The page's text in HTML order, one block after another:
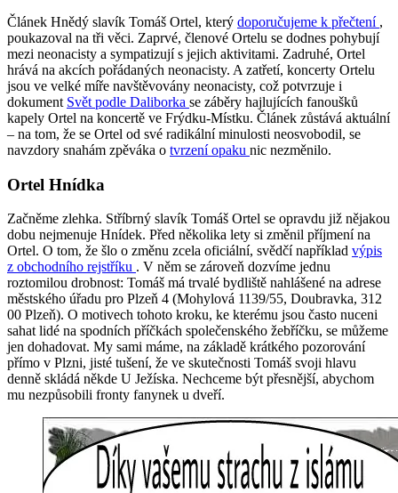
Článek Hnědý slavík Tomáš Ortel, který doporučujeme k přečtení ,
poukazoval na tři věci. Zaprvé, členové Ortelu se dodnes pohybují
mezi neonacisty a sympatizují s jejich aktivitami. Zadruhé, Ortel
hrává na akcích pořádaných neonacisty. A zatřetí, koncerty Ortelu
jsou ve velké míře navštěvovány neonacisty, což potvrzuje i
dokument Svět podle Daliborka se záběry hajlujících fanoušků
kapely Ortel na koncertě ve Frýdku-Místku. Článek zůstává aktuální
– na tom, že se Ortel od své radikální minulosti neosvobodil, se
navzdory snahám zpěváka o tvrzení opaku nic nezměnilo.
Ortel Hnídka
Začněme zlehka. Stříbrný slavík Tomáš Ortel se opravdu již nějakou
dobu nejmenuje Hnídek. Před několika lety si změnil příjmení na
Ortel. O tom, že šlo o změnu zcela oficiální, svědčí například výpis
z obchodního rejstříku . V něm se zároveň dozvíme jednu
roztomilou drobnost: Tomáš má trvalé bydliště nahlášené na adrese
městského úřadu pro Plzeň 4 (Mohylová 1139/55, Doubravka, 312
00 Plzeň). O motivech tohoto kroku, ke kterému jsou často nuceni
sahat lidé na spodních příčkách společenského žebříčku, se můžeme
jen dohadovat. My sami máme, na základě krátkého pozorování
přímo v Plzni, jisté tušení, že ve skutečnosti Tomáš svoji hlavu
denně skládá někde U Ježíska. Nechceme být přesnější, abychom
mu nezpůsobili fronty fanynek u dveří.